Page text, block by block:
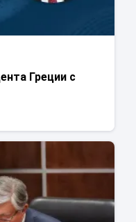
Греции с